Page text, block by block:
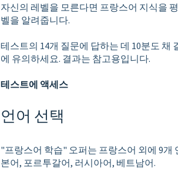
자신의 레벨을 모른다면 프랑스어 지식을
벨을 알려줍니다.
테스트의 14개 질문에 답하는 데 10분도
에 유의하세요. 결과는 참고용입니다.
테스트에 액세스
언어 선택
"프랑스어 학습" 오퍼는 프랑스어 외에 9개
본어, 포르투갈어, 러시아어, 베트남어.